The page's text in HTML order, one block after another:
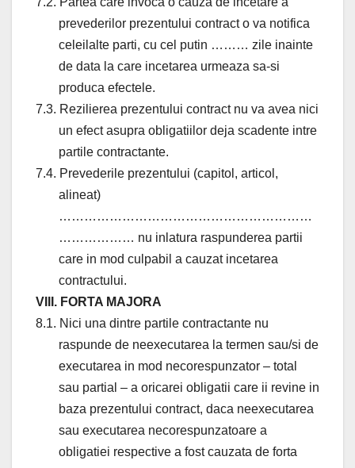
prevederilor prezentului contract o va notifica
celeilalte parti, cu cel putin ……… zile inainte
de data la care incetarea urmeaza sa-si
produca efectele.
7.3. Rezilierea prezentului contract nu va avea nici
un efect asupra obligatiilor deja scadente intre
partile contractante.
7.4. Prevederile prezentului (capitol, articol,
alineat)
……………………………………………………
……………… nu inlatura raspunderea partii
care in mod culpabil a cauzat incetarea
contractului.
VIII. FORTA MAJORA
8.1. Nici una dintre partile contractante nu
raspunde de neexecutarea la termen sau/si de
executarea in mod necorespunzator – total
sau partial – a oricarei obligatii care ii revine in
baza prezentului contract, daca neexecutarea
sau executarea necorespunzatoare a
obligatiei respective a fost cauzata de forta